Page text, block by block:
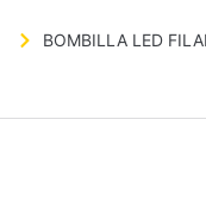
BOMBILLA LED